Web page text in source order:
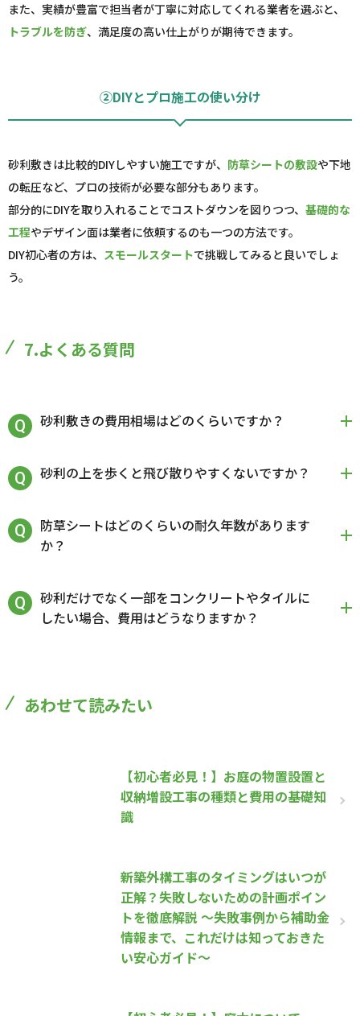
また、実績が豊富で担当者が丁寧に対応してくれる業者を選ぶと、
トラブルを防ぎ、満足度の高い仕上がりが期待できます。
②DIYとプロ施工の使い分け
砂利敷きは比較的DIYしやすい施工ですが、 防草シートの敷設や下地
の転圧など、プロの技術が必要な部分もあります。
部分的にDIYを取り入れることでコストダウンを図りつつ、 基礎的な
工程やデザイン面は業者に依頼するのも一つの方法です。
DIY初心者の方は、 スモールスタートで挑戦してみると良いでしょ
う。
7.よくある質問
砂利敷きの費用相場はどのくらいですか？
砂利の上を歩くと飛び散りやすくないですか？
防草シートはどのくらいの耐久年数があります
か？
砂利だけでなく一部をコンクリートやタイルに
したい場合、費用はどうなりますか？
あわせて読みたい
【初心者必見！】お庭の物置設置と
収納増設工事の種類と費用の基礎知
識
新築外構工事のタイミングはいつが
正解？失敗しないための計画ポイン
トを徹底解説 ～失敗事例から補助金
情報まで、これだけは知っておきた
い安心ガイド～